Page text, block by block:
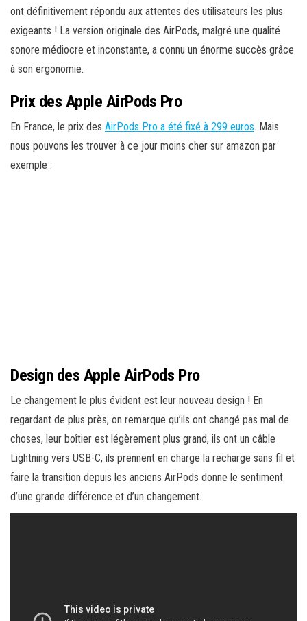
ont définitivement répondu aux attentes des utilisateurs les plus
exigeants ! La version originale des AirPods, malgré une qualité
sonore médiocre et inconstante, a connu un énorme succès grâce
à son ergonomie.
Prix des Apple AirPods Pro
En France, le prix des AirPods Pro a été fixé à 299 euros. Mais
nous pouvons les trouver à ce jour moins cher sur amazon par
exemple :
Design des Apple AirPods Pro
Le changement le plus évident est leur nouveau design ! En
regardant de plus près, on remarque qu’ils ont changé pas mal de
choses, leur boîtier est légèrement plus grand, ils ont un câble
Lightning vers USB-C, ils prennent en charge la recharge sans fil et
faire la transition depuis les anciens AirPods donne le sentiment
d’une grande différence et d’un changement.